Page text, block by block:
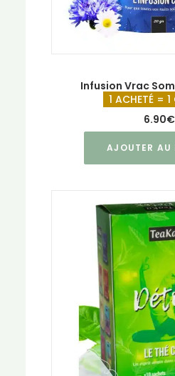
Infusion Vrac
1 ACHETÉ = 1
6.90€
AJOUTER AU